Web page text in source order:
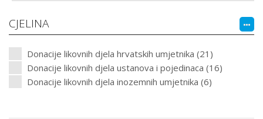
CJELINA
Donacije likovnih djela hrvatskih umjetnika (21)
Donacije likovnih djela ustanova i pojedinaca (16)
Donacije likovnih djela inozemnih umjetnika (6)